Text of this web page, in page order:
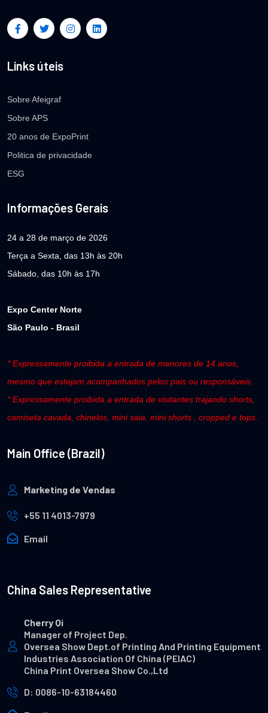
Links úteis
Sobre Afeigraf
Sobre APS
20 anos de ExpoPrint
Politica de privacidade
ESG
Informações Gerais
24 a 28 de março de 2026
Terça a Sexta, das 13h às 20h
Sábado, das 10h às 17h
Expo Center Norte
São Paulo - Brasil
* Expressamente proibida a entrada de menores de 14 anos,
mesmo que estejam acompanhados pelos pais ou responsáveis.
* Expressamente proibida a entrada de visitantes trajando shorts,
camiseta cavada, chinelos, mini saia, mini shorts , cropped e tops.
Main Office (Brazil)
Marketing de Vendas
+55 11 4013-7979
Email
China Sales Representative
Cherry Qi
Manager of Project Dep.
Oversea Show Dept.of Printing And Printing Equipment
Industries Association Of China (PEIAC)
China Print Oversea Show Co.,Ltd
D: 0086-10-63184460